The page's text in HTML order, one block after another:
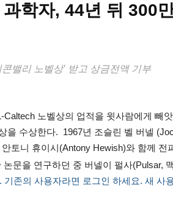
학자, 44년 뒤 300
밸리 노벨상’ 받고 상금전액 기부
노벨상의 업적을 윗사람에게 빼
을 수상한다. 1967년 조슬린 벨 버넬
토니 휴이시(Antony Hewish)와 함께 전
문을 연구하던 중 버넬이 펄사(Pulsar,
존의 사용자라면 로그인 하세요. 새 사